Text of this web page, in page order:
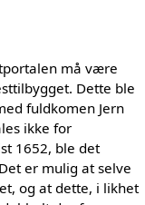
må være
Dette ble
fuldkomen Jern
ikke for
1652, ble det
er mulig at selve
og at dette, i likhet